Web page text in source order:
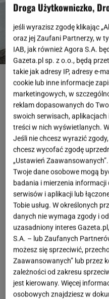
fot. instagram.com, @lauralabee
WEobuwiewłaśnie
które idealnie sprawdzą
ponieważ lato w tym
być świetną alternatywą
modowe stawiają na
model, który od razu
elegantce.
Luksusowe botki
do Eobuwie
Choć marka Tamaris
półki, cena wcale nie
Droga Użytkowniczko,
jeśli wyrazisz zgodę klikając
oraz jej Zaufani Partnerzy, w
IAB, jak również Agora S.A.
Gazeta.pl sp. z o.o., będą
takie jak adresy IP, adresy e-
cookie lub inne informacje
marketingowych, w
reklam dopasowanych do
swoich serwisach,
treści w nich wyświetlanych.
Jeśli nie chcesz wyrazić
chcesz wycofać zgodę
„Ustawień Zaawansowanych”.
Twoje dane osobowe mogą
badania i mierzenia
serwisów i aplikacji lub
Tobie usług. W określonych
danych nie wymaga zgody i
uzasadniony interes
S.A. – lub Zaufanych
możesz się sprzeciwić,
Zaawansowanych” lub przez
zależności od zakresu
jest kierowany. Więcej
osobowych znajdziesz w